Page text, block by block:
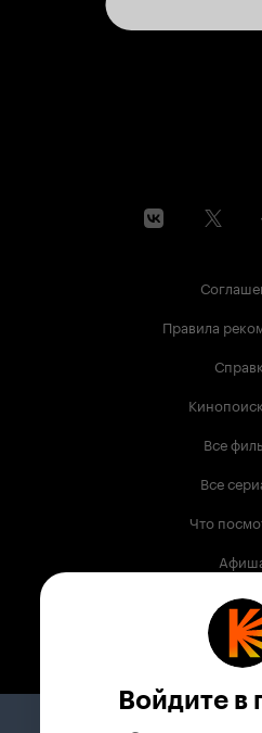
Правила
Все
Все
Что
Музыка
Служба
Войдите в